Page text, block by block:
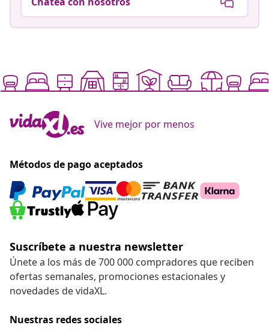
Vive mejor por menos
Métodos de pago aceptados
Suscríbete a nuestra newsletter
Únete a los más de 700 000 compradores que reciben
ofertas semanales, promociones estacionales y
novedades de vidaXL.
Nuestras redes sociales